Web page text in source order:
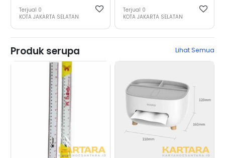
Terjual 0
KOTA JAKARTA SELATAN
Terjual 0
KOTA JAKARTA SELATAN
Produk serupa Lihat Semua